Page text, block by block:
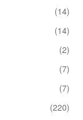
(14)
(14)
(2)
(7)
(7)
(220)